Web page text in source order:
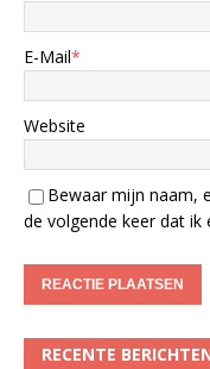
E-Mail*
Website
Bewaar mijn naam,
de volgende keer dat ik
RECENTE